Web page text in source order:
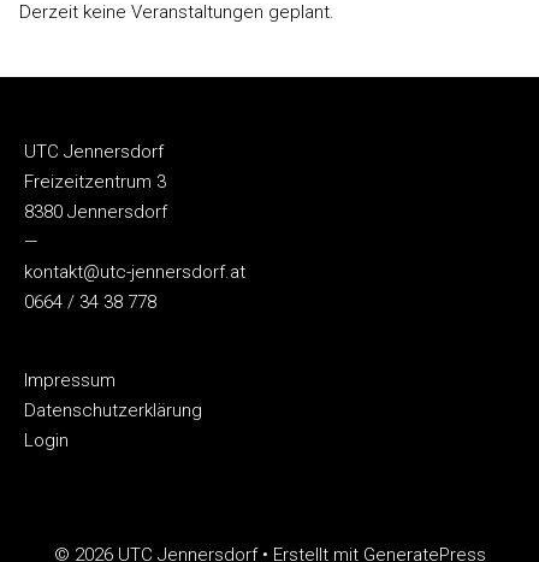
Derzeit keine Veranstaltungen geplant.
UTC Jennersdorf
Freizeitzentrum 3
8380 Jennersdorf
—
kontakt@utc-jennersdorf.at
0664 / 34 38 778
Impressum
Datenschutzerklärung
Login
© 2026 UTC Jennersdorf• Erstellt mit GeneratePress